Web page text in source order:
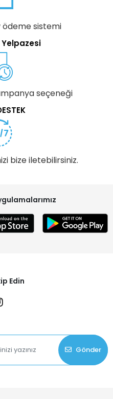
ödeme sistemi
Yelpazesi
seçeneği
bize iletebilirsiniz.
Edin
Gönder